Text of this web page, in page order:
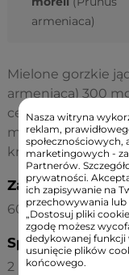
armeniaca)
Mielone gorzkie
armeniaca) 300
celuloza,
magnezowe
krzemu, otoczka
Zawartość:
60 kapsułek
Sposób użycia:
2 kapsułki
Nasza witryna
reklam,
społecznościowych,
marketingowych -
Partnerów.
prywatności.
ich zapisywanie na
przechowywania lub
„Dostosuj pliki
zgodę możesz
dedykowanej funkcji
usunięcie plików
końcowego.